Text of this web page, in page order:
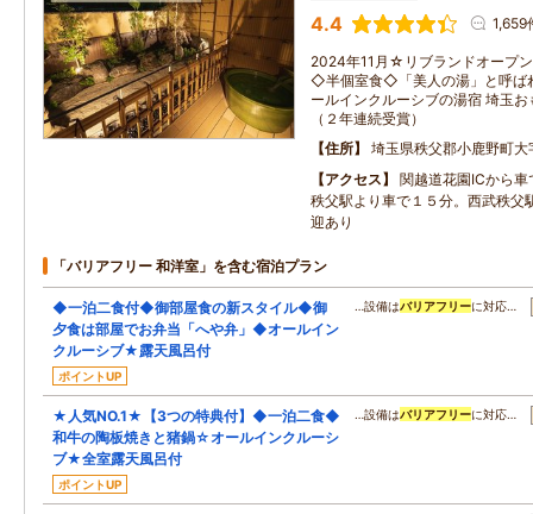
4.4 1,659
2024年11月☆リブランドオープ
◇半個室食◇「美人の湯」と呼ば
ールインクルーシブの湯宿 埼玉
（２年連続受賞）
住所
埼玉県秩父郡小鹿野町
アクセス
関越道花園ICから
秩父駅より車で１５分。西武秩父
迎あり
「バリアフリー 和洋室」を含む宿泊プラン
◆一泊二食付◆御部屋食の新スタイル◆御
夕食は部屋でお弁当「へや弁」◆オールイン
クルーシブ★露天風呂付
ポイントUP
…設備はバリアフリーに対応…
★人気NO.1★【3つの特典付】◆一泊二食◆
和牛の陶板焼きと猪鍋☆オールインクルーシ
ブ★全室露天風呂付
ポイントUP
…設備はバリアフリーに対応…